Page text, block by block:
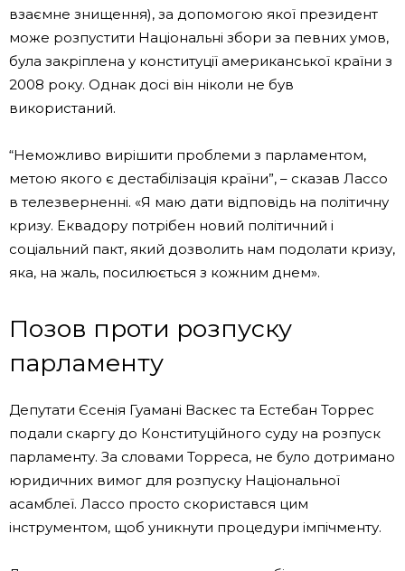
взаємне знищення), за допомогою якої президент
може розпустити Національні збори за певних умов,
була закріплена у конституції американської країни з
2008 року. Однак досі він ніколи не був
використаний.
“Неможливо вирішити проблеми з парламентом,
метою якого є дестабілізація країни”, – сказав Лассо
в телезверненні. «Я маю дати відповідь на політичну
кризу. Еквадору потрібен новий політичний і
соціальний пакт, який дозволить нам подолати кризу,
яка, на жаль, посилюється з кожним днем».
Позов проти розпуску
парламенту
Депутати Єсенія Гуамані Васкес та Естебан Торрес
подали скаргу до Конституційного суду на розпуск
парламенту. За словами Торреса, не було дотримано
юридичних вимог для розпуску Національної
асамблеї. Лассо просто скористався цим
інструментом, щоб уникнути процедури імпічменту.